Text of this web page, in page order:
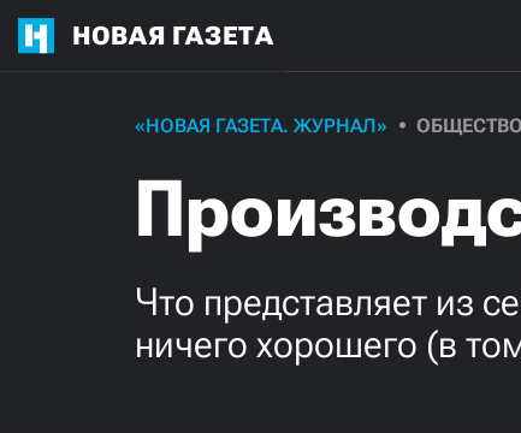
НОВАЯ ГАЗЕТА
«НОВАЯ ГАЗЕТА. ЖУРНАЛ» ОБЩЕСТВО
Что представляет из
ничего хорошего (в